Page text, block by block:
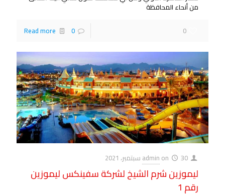
من أنحاء المحافظة
0
0
Read more
admin on 30 سبتمبر، 2021
ليموزين شرم الشيخ لشركة سفينكس ليموزين
رقم 1